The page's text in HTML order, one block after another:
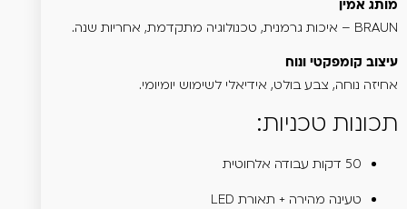
מותג אמין
BRAUN – איכות גרמנית, טכנולוגיה מתקדמת, אחריות שנה.
עיצוב קומפקטי ונוח
אחיזה נוחה, צבע בולט, אידיאלי לשימוש יומיומי.
תכונות טכניות:
50 דקות עבודה אלחוטית
טעינה מהירה + תאורת LED